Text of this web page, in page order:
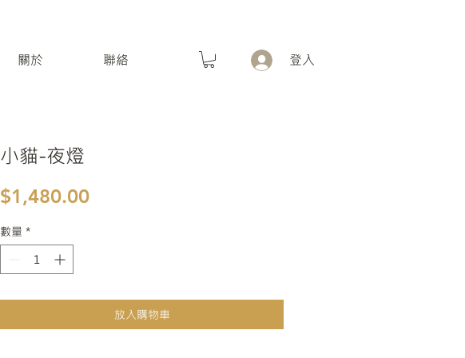
關於 聯絡 登入
小貓-夜燈
$1,480.00價格
數量 *
放入購物車